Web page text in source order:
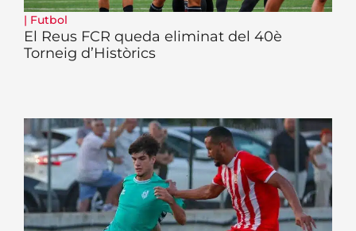
| Futbol
El Reus FCR queda eliminat del 40è
Torneig d’Històrics